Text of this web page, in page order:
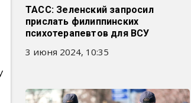
ТАСС: Зеленский запросил
прислать филиппинских
психотерапевтов для ВСУ
3 июня 2024, 10:35